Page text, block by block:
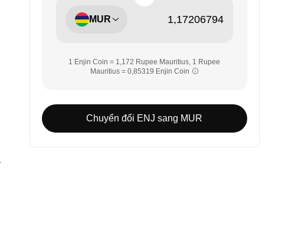
MUR
1 Enjin Coin = 1,172 Rupee Mauritius, 1 Rupee
Mauritius = 0,85319 Enjin Coin
Chuyển đổi ENJ sang MUR